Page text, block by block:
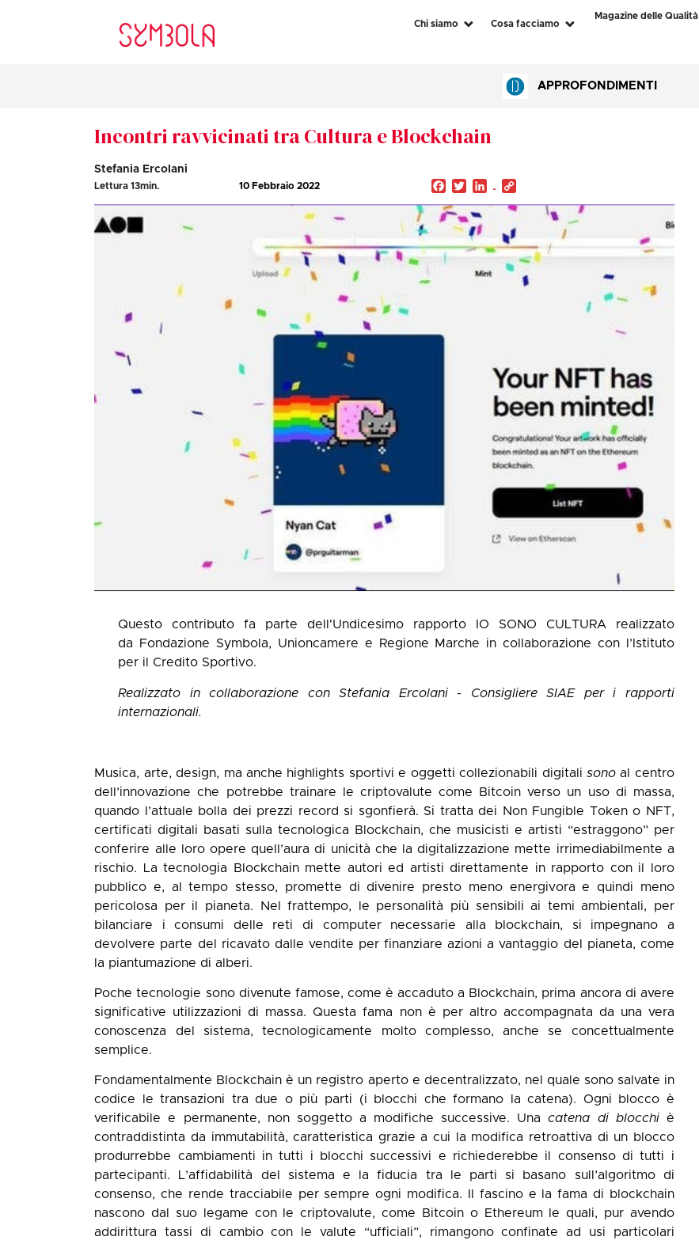
Chi siamo Cosa facciamo
Magazine delle Qualità
APPROFONDIMENTI
Incontri ravvicinati tra Cultura e Blockchain
Stefania Ercolani
Lettura13min. 10 Febbraio 2022 Facebook
TwitterLinkedIn
Questo contributo fa parte dell'Undicesimo rapporto IO SONO CULTURArealizzato
da Fondazione Symbola, Unioncamere e Regione Marche in collaborazione con l’Istituto
per il Credito Sportivo.
Realizzato in collaborazione con
Stefania Ercolani - Consigliere SIAE per i rapporti
internazionali.
Musica, arte, design, ma anche highlights sportivi e oggetti collezionabili digitali sonoal centro
dell’innovazione che potrebbe trainare le criptovalute come Bitcoin verso un uso di massa,
quando l’attuale bolla dei prezzi record si sgonfierà. Si tratta dei Non Fungible Token o NFT,
certificati digitali basati sulla tecnologica Blockchain, che musicisti e artisti “estraggono” per
conferire alle loro opere quell’aura di unicità che la digitalizzazione mette irrimediabilmente a
rischio. La tecnologia Blockchain mette autori ed artisti direttamente in rapporto con il loro
pubblico e, al tempo stesso, promette di divenire presto meno energivora e quindi meno
pericolosa per il pianeta. Nel frattempo, le personalità più sensibili ai temi ambientali, per
bilanciare i consumi delle reti di computer necessarie alla blockchain, si impegnano a
devolvere parte del ricavato dalle vendite per finanziare azioni a vantaggio del pianeta, come
la piantumazione di alberi.
Poche tecnologie sono divenute famose, come è accaduto a Blockchain, prima ancora di avere
significative utilizzazioni di massa. Questa fama non è per altro accompagnata da una vera
conoscenza del sistema, tecnologicamente molto complesso, anche se concettualmente
semplice.
Fondamentalmente Blockchain è un registro aperto e decentralizzato, nel quale sono salvate in
codice le transazioni tra due o più parti (i blocchi che formano la catena). Ogni blocco è
verificabile e permanente, non soggetto a modifiche successive. Unacatena di blocchiè
contraddistinta da immutabilità, caratteristica grazie a cui la modifica retroattiva di un blocco
produrrebbe cambiamenti in tutti i blocchi successivi e richiederebbe il consenso di tutti i
partecipanti. L’affidabilità del sistema e la fiducia tra le parti si basano sull’algoritmo di
consenso, che rende tracciabile per sempre ogni modifica. Il fascino e la fama di blockchain
nascono dal suo legame con le criptovalute, come Bitcoin o Ethereum le quali, pur avendo
addirittura tassi di cambio con le valute “ufficiali”, rimangono confinate ad usi particolari